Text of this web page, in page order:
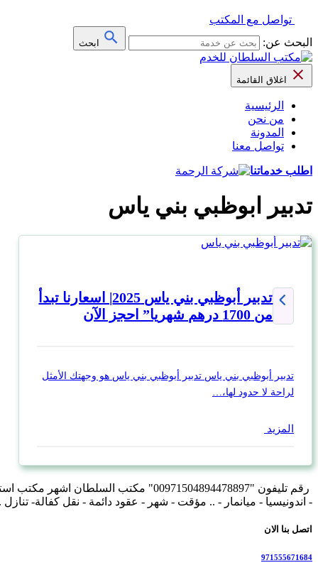
تواصل مع المكتب
البحث عن:
ابحث
اغلاق القائمة
الرئيسية
من نحن
المدونة
تواصل معنا
اطلب خدماتنا
تدبير ابوظبي بني ياس
تدبير أبوظبي بني ياس 2025| اسعارنا تبدأ
من 1700 درهم شهريا” احجز الآن
تدبير أبوظبي بني ياس تدبير أبوظبي بني ياس هو وجهتك الأمثل
لراحة لا حدود لها،…
المزيد
رقم تليفون "00971504894478897"
- اندونيسيا - ميانمار - .. مؤقت - شهر - عقود دائمة - نقل كفالة-
اتصل بنا الان
971555671684